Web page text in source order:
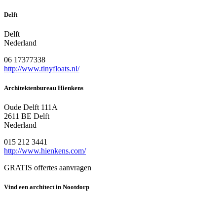
Delft
Delft
Nederland
06 17377338
http://www.tinyfloats.nl/
Architektenbureau Hienkens
Oude Delft 111A
2611 BE Delft
Nederland
015 212 3441
http://www.hienkens.com/
GRATIS offertes aanvragen
Vind een architect in Nootdorp